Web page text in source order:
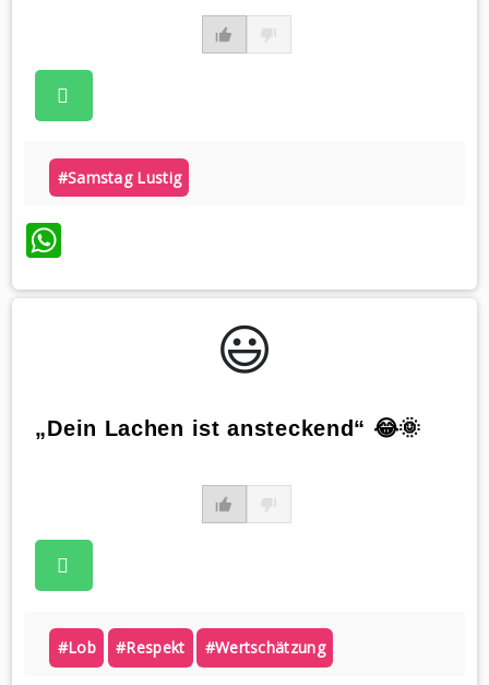
#samstag Lustig
WhatsApp
😃️
„Dein Lachen ist ansteckend“ 😂🌞
#lob #respekt #wertschätzung